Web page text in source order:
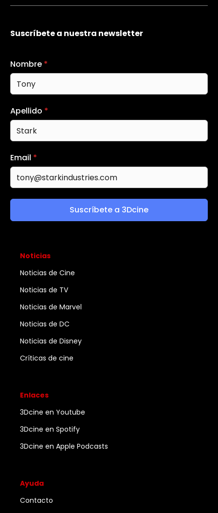
Suscríbete a nuestra newsletter
Nombre *
Apellido *
Email *
Suscríbete a 3Dcine
Noticias
Noticias de Cine
Noticias de TV
Noticias de Marvel
Noticias de DC
Noticias de Disney
Críticas de cine
Enlaces
3Dcine en Youtube
3Dcine en Spotify
3Dcine en Apple Podcasts
Ayuda
Contacto